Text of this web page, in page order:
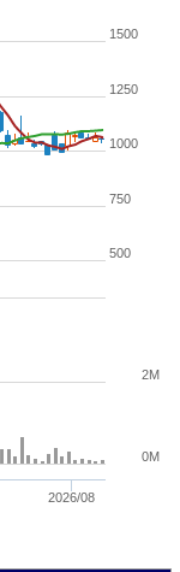
2026/08
500
750
1000
1250
1500
0M
2M